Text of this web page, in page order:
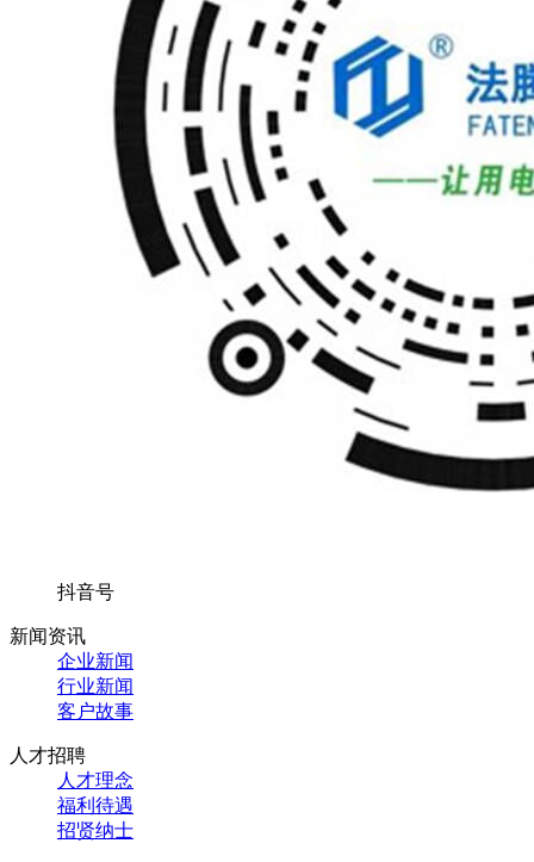
抖音号
新闻资讯
企业新闻
行业新闻
客户故事
人才招聘
人才理念
福利待遇
招贤纳士